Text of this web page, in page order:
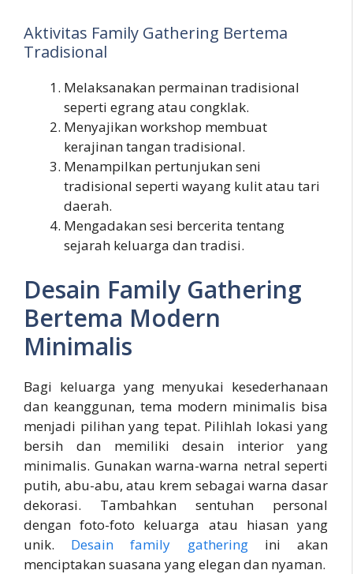
Aktivitas Family Gathering Bertema
Tradisional
Melaksanakan permainan tradisional
seperti egrang atau congklak.
Menyajikan workshop membuat
kerajinan tangan tradisional.
Menampilkan pertunjukan seni
tradisional seperti wayang kulit atau tari
daerah.
Mengadakan sesi bercerita tentang
sejarah keluarga dan tradisi.
Desain Family Gathering
Bertema Modern
Minimalis
Bagi keluarga yang menyukai kesederhanaan
dan keanggunan, tema modern minimalis bisa
menjadi pilihan yang tepat. Pilihlah lokasi yang
bersih dan memiliki desain interior yang
minimalis. Gunakan warna-warna netral seperti
putih, abu-abu, atau krem sebagai warna dasar
dekorasi. Tambahkan sentuhan personal
dengan foto-foto keluarga atau hiasan yang
unik. Desain family gatheringini akan
menciptakan suasana yang elegan dan nyaman.